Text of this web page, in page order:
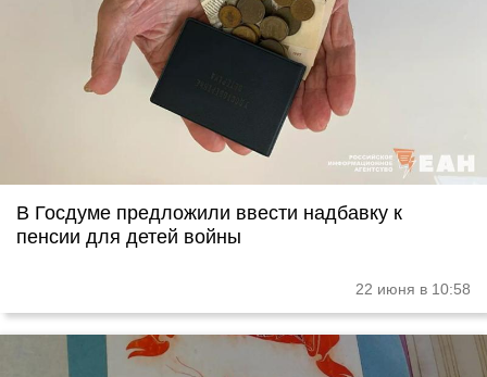
В Госдуме предложили ввести надбавку к
пенсии для детей войны
22 июня в 10:58